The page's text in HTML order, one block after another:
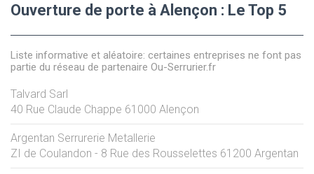
Ouverture de porte à Alençon : Le Top 5
Liste informative et aléatoire: certaines entreprises ne font pas
partie du réseau de partenaire Ou-Serrurier.fr
Talvard Sarl
40 Rue Claude Chappe 61000 Alençon
Argentan Serrurerie Metallerie
ZI de Coulandon - 8 Rue des Rousselettes 61200 Argentan